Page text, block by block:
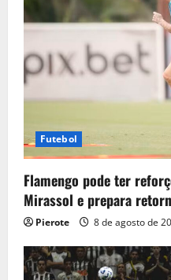
Futebol
Flamengo pode ter
Mirassol e prepara
Pierote 8 de agosto de